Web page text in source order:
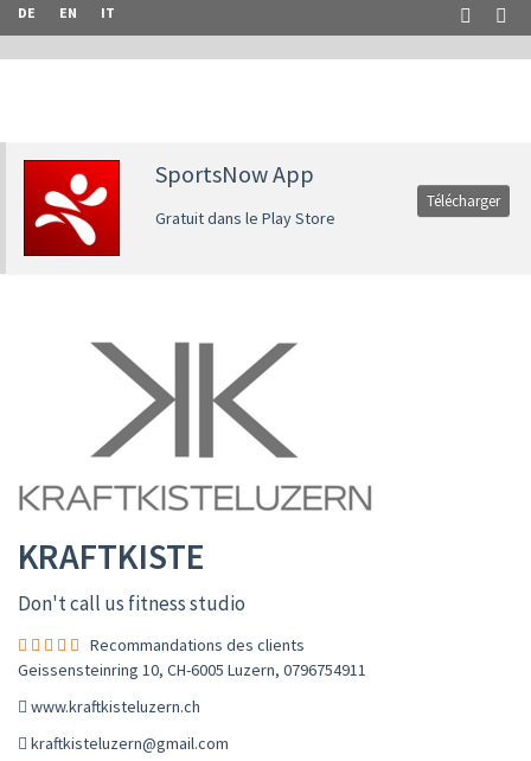
DE EN IT
SportsNow App
Gratuit dans le Play Store
Télécharger
KRAFTKISTE
Don't call us fitness studio
Recommandations des clients
Geissensteinring 10, CH-6005 Luzern, 0796754911
www.kraftkisteluzern.ch
kraftkisteluzern@gmail.com